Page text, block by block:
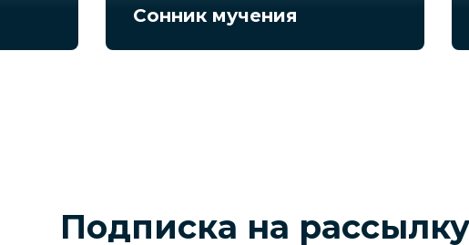
Сонник мучения
Подписка на рассылку